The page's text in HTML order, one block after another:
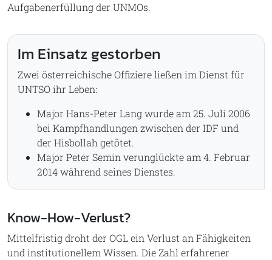
Aufgabenerfüllung der UNMOs.
Im Einsatz gestorben
Zwei österreichische Offiziere ließen im Dienst für
UNTSO ihr Leben:
Major Hans-Peter Lang wurde am 25. Juli 2006
bei Kampfhandlungen zwischen der IDF und
der Hisbollah getötet.
Major Peter Semin verunglückte am 4. Februar
2014 während seines Dienstes.
Know-How-Verlust?
Mittelfristig droht der OGL ein Verlust an Fähigkeiten
und institutionellem Wissen. Die Zahl erfahrener